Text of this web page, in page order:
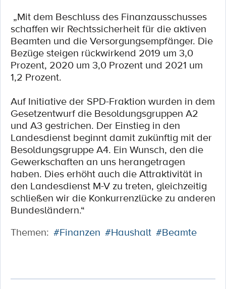
„Mit dem Beschluss des Finanzausschusses
schaffen wir Rechtssicherheit für die aktiven
Beamten und die Versorgungsempfänger. Die
Bezüge steigen rückwirkend 2019 um 3,0
Prozent, 2020 um 3,0 Prozent und 2021 um
1,2 Prozent.
Auf Initiative der SPD-Fraktion wurden in dem
Gesetzentwurf die Besoldungsgruppen A2
und A3 gestrichen. Der Einstieg in den
Landesdienst beginnt damit zukünftig mit der
Besoldungsgruppe A4. Ein Wunsch, den die
Gewerkschaften an uns herangetragen
haben. Dies erhöht auch die Attraktivität in
den Landesdienst M-V zu treten, gleichzeitig
schließen wir die Konkurrenzlücke zu anderen
Bundesländern.“
Themen: #Finanzen #Haushalt #Beamte